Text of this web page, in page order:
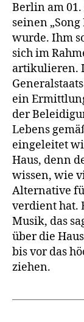
Berlin am 01.
seinen
wurde. Ihm
sich im
artikulieren.
ein
der
Lebens
eingeleitet
Haus, denn
wissen, wie
Alternative
verdient hat.
Musik, das
über die
bis vor das
ziehen.